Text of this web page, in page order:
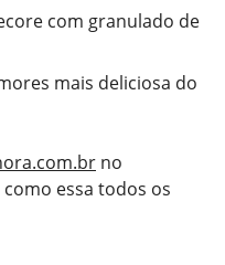
com granulado de
mais deliciosa do
no
essa todos os